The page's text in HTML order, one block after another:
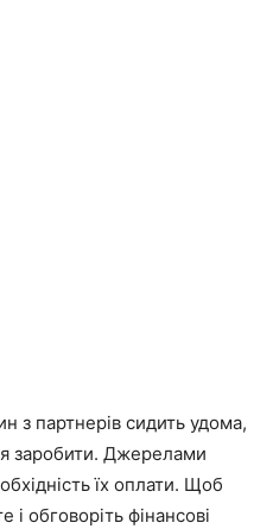
з партнерів сидить удома,
заробити. Джерелами
їх оплати. Щоб
і обговоріть фінансові